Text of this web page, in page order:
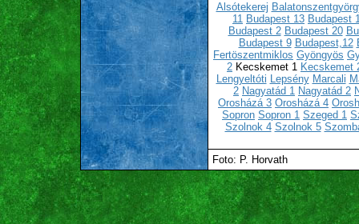
Alsótekerej
11 Budapest 13 Budapest
Budapest 2 Budapest 20
Budapest 9 Budapest,12
Fertöszentmiklos Gyöngyös
2 Kecskemet 1 Kecskemet
Lengyeltóti Lepsény Marcali
2 Nagyatád 1 Nagyatád 2
Orosházá 3 Orosházá 4
Sopron Sopron 1 Szeged 1
Szolnok 4 Szolnok 5
Foto: P. Horvath